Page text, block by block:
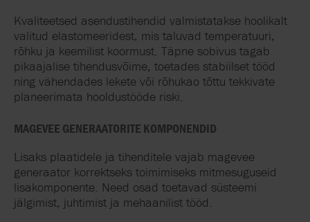
Kvaliteetsed asendustihendid valmistatakse hoolikalt
valitud elastomeeridest, mis taluvad temperatuuri,
rõhku ja keemilist koormust. Täpne sobivus tagab
pikaajalise tihendusvõime, toetades stabiilset tööd
ning vähendades lekete või rõhukao tõttu tekkivate
planeerimata hooldustööde riski.
MAGEVEE GENERAATORITE KOMPONENDID
Lisaks plaatidele ja tihenditele vajab magevee
generaator korrektseks toimimiseks mitmesuguseid
lisakomponente. Need osad toetavad süsteemi
jälgimist, juhtimist ja mehaanilist tööd.